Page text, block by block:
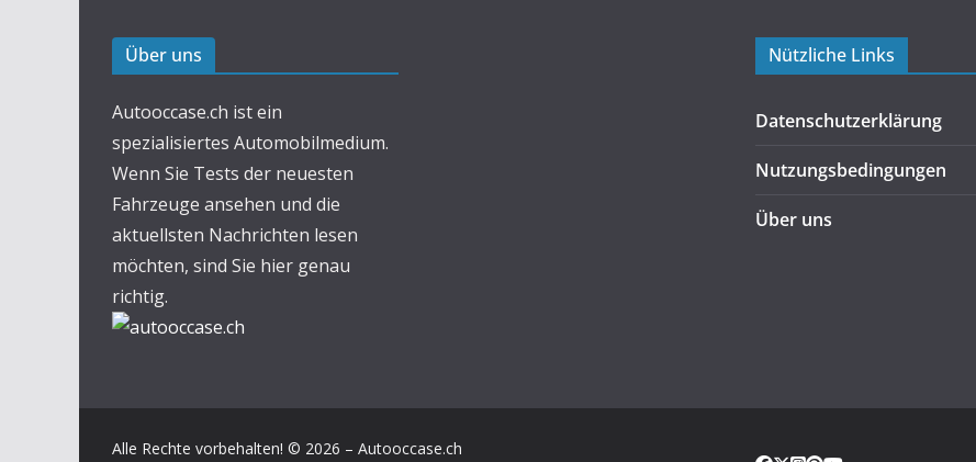
Über uns
Autooccase.ch ist ein
spezialisiertes Automobilmedium.
Wenn Sie Tests der neuesten
Fahrzeuge ansehen und die
aktuellsten Nachrichten lesen
möchten, sind Sie hier genau
richtig.
Nützliche Links
Datenschutzerklärung
Nutzungsbedingungen
Über uns
Alle Rechte vorbehalten! © 2026 – Autooccase.ch